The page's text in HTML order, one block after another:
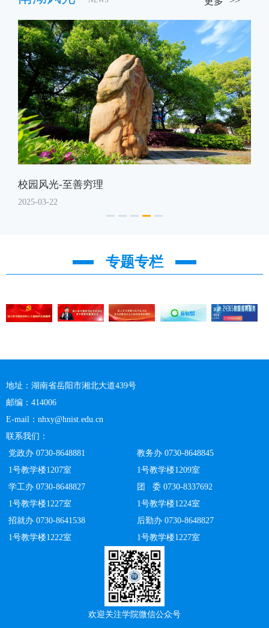
校园风光-至善穷理
2025-03-22
专题专栏
地址：湖南省岳阳市湘北大道439号
邮编：414006
E-mail：nhxy@hnist.edu.cn
联系我们：
党政办 0730-8648881
1号教学楼1207室
教务办 0730-8648845
1号教学楼1209室
学工办 0730-8648827
1号教学楼1227室
团 委 0730-8337692
1号教学楼1224室
招就办 0730-8641538
1号教学楼1222室
后勤办 0730-8648827
1号教学楼1227室
欢迎关注学院微信公众号